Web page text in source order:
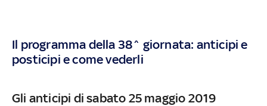
Il programma della 38^ giornata: anticipi e
posticipi e come vederli
Gli anticipi di sabato 25 maggio 2019